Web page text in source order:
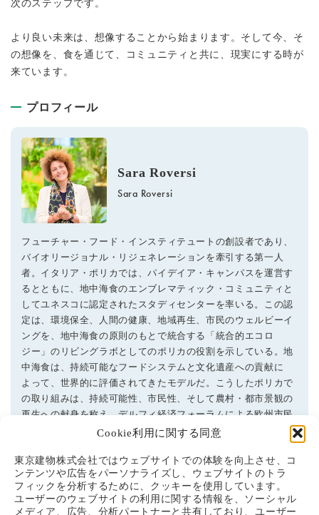
Cookie利用に関する同意
東京建物株式会社ではウェブサイトでの体験を向上させ、コ
ンテンツや広告をパーソナライズし、ウェブサイトのトラ
フィックを分析するために、クッキーを使用しています。
ユーザーのウェブサイトの利用に関する情報を、ソーシャル
メディア、広告、分析パートナーと共有しており、ユーザー
次のステップです。
より良い未来は、想像することから始まります。そして今、そ
の想像を、食を通じて、コミュニティと共に、現実にする時が
来ています。
プロフィール
Sara Roversi
Sara Roversi
フューチャー・フード・インスティテュートの創設者であり、
バイオリージョナル・リジェネレーションを牽引する第一人
者。イタリア・ポリカでは、パイデイア・キャンパスを運営す
るとともに、地中海食のエンブレマティック・コミュニティと
してユネスコに認定されたスタディセンターを率いる。この認
定は、環境保全、人間の健康、地域再生、市民のウェルビーイ
ングを、地中海食の原則のもとで統合する「統合的エコロ
ジー」のリビングラボとしてのポリカの役割を示している。地
中海食は、持続可能なフードシステムと文化遺産への貢献に
よって、世界的に評価されてきたモデルだ。こうしたポリカで
の取り組みは、持続可能性、市民性、そして農村・都市景観の
再生への献身を称え、デルフィ経済フォーラムによる欧州市民
賞「コスタ・カラス賞」の受賞という形でも顕彰されている。
記事一覧へ